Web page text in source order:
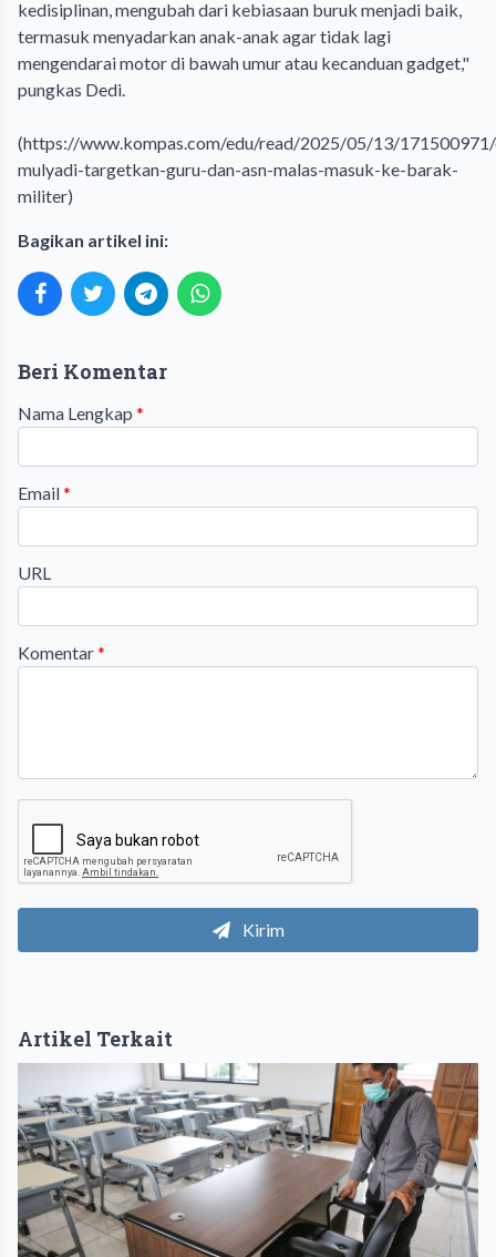
kedisiplinan, mengubah dari kebiasaan buruk menjadi baik,
termasuk menyadarkan anak-anak agar tidak lagi
mengendarai motor di bawah umur atau kecanduan gadget,"
pungkas Dedi.
(https://www.kompas.com/edu/read/2025/05/13/
mulyadi-targetkan-guru-dan-asn-malas-masuk-ke-barak-
militer)
Bagikan artikel ini:
Beri Komentar
Nama Lengkap *
Email*
URL
Komentar*
Kirim
Artikel Terkait